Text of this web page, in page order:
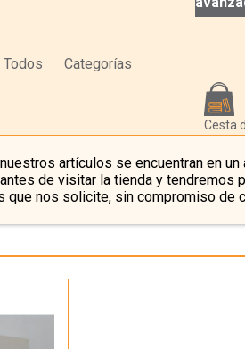
Todos Categorías
Cesta
artículos se encuentran en un
de visitar la tienda y tendremos
que nos solicite, sin compromiso de